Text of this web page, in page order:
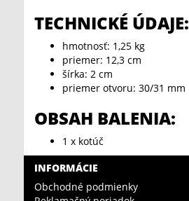
TECHNICKÉ ÚDAJE:
hmotnosť: 1,25 kg
priemer: 12,3 cm
šírka: 2 cm
priemer otvoru: 30/31 mm
OBSAH BALENIA:
1 x kotúč
INFORMÁCIE
Obchodné podmienky